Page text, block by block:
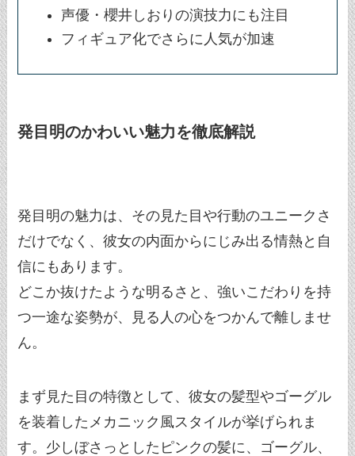
声優・櫻井しおりの演技力にも注目
フィギュア化でさらに人気が加速
発目明のかわいい魅力を徹底解説
発目明の魅力は、その見た目や行動のユニークさ
だけでなく、彼女の内面からにじみ出る情熱と自
信にもあります。
どこか抜けたような明るさと、強いこだわりを持
つ一途な姿勢が、見る人の心をつかんで離しませ
ん。
まず見た目の特徴として、彼女の髪型やゴーグル
を装着したメカニック風スタイルが挙げられま
す。少しぼさっとしたピンクの髪に、ゴーグル、